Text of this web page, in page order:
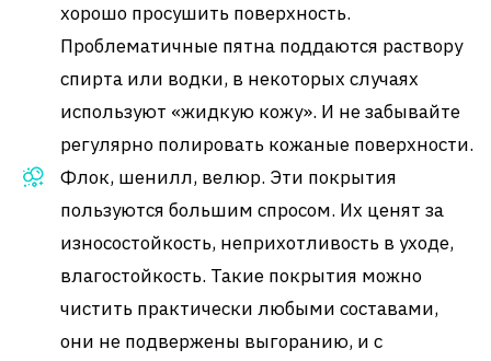
хорошо просушить поверхность.
Проблематичные пятна поддаются раствору
спирта или водки, в некоторых случаях
используют «жидкую кожу». И не забывайте
регулярно полировать кожаные поверхности.
Флок, шенилл, велюр. Эти покрытия
пользуются большим спросом. Их ценят за
износостойкость, неприхотливость в уходе,
влагостойкость. Такие покрытия можно
чистить практически любыми составами,
они не подвержены выгоранию, и с